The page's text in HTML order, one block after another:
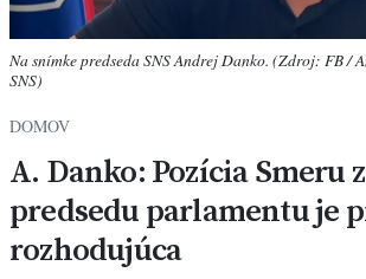
Na snímke predseda SNS Andrej Danko. (Zdroj: FB /
SNS)
DOMOV
A. Danko: Pozícia Smeru
predsedu parlamentu je
rozhodujúca